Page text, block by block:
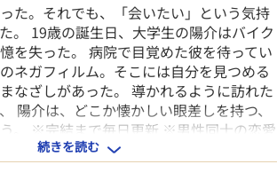
た。それでも、「会いたい」という気持
。 19歳の誕生日、大学生の陽介はバイク
を失った。 病院で目覚めた彼を待ってい
ネガフィルム。そこには自分を見つめる
なざしがあった。 導かれるように訪れた
陽介は、どこか懐かしい眼差しを持つ、
。 ※完結まで毎日更新 ※男性同士の恋愛
的な描写はありませんが、児童虐待・性加
つ登場人物がいます。苦手な方はご注意
続きを読む